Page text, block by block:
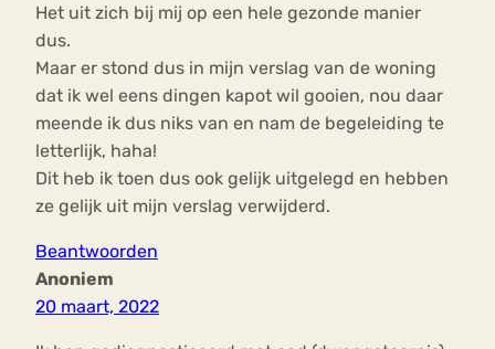
Het uit zich bij mij op een hele gezonde manier
dus.
Maar er stond dus in mijn verslag van de woning
dat ik wel eens dingen kapot wil gooien, nou daar
meende ik dus niks van en nam de begeleiding te
letterlijk, haha!
Dit heb ik toen dus ook gelijk uitgelegd en hebben
ze gelijk uit mijn verslag verwijderd.
Beantwoorden
Anoniem
20 maart, 2022